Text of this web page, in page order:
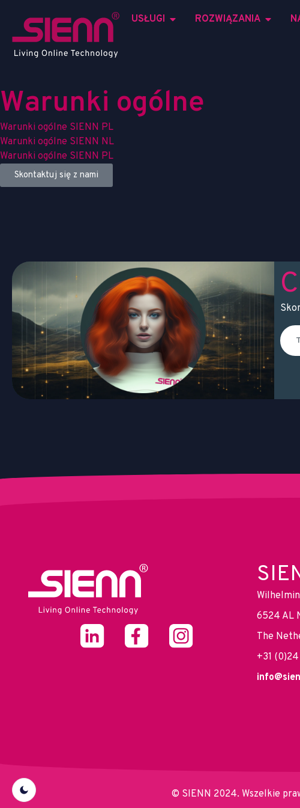
USŁUGI ROZWIĄZANIA
Warunki ogólne
Warunki ogólne SIENN PL
Warunki ogólne SIENN NL
Warunki ogólne SIENN PL
Skontaktuj się z nami
6524 AL
The
+31
© SIENN 2024. Wszelkie